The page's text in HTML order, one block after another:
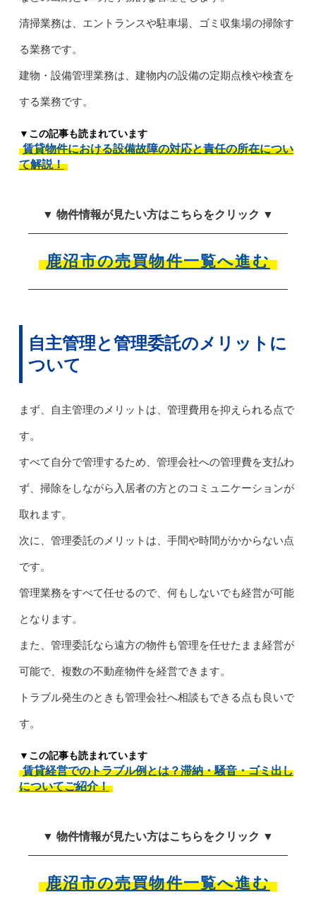
清掃業務は、エントランスや駐車場、ゴミ収集場の掃除す
る業務です。
建物・設備管理業務は、建物内の設備の定期点検や検査を
する業務です。
▼この記事も読まれています
賃貸物件における設備故障の対応と責任の所在につい
て解説！
▼ 物件情報が見たい方はこちらをクリック ▼
鹿沼市の売買物件一覧へ進む
自主管理と管理委託のメリットに
ついて
まず、自主管理のメリットは、管理費用を抑えられる点で
す。
すべて自分で管理するため、管理会社への管理費を支払わ
ず、掃除をしながら入居者の方とのコミュニケーションが
取れます。
次に、管理委託のメリットは、手間や時間がかからない点
です。
管理業務をすべて任せるので、何もしないでも経営が可能
となります。
また、管理委託なら遠方の物件も管理を任せたまま経営が
可能で、複数の不動産物件を経営できます。
トラブル発生のときも管理会社へ相談もできる点も良いで
す。
▼この記事も読まれています
賃貸経営でのトラブル例とは？滞納・騒音・ゴミ出し
についてご紹介！
▼ 物件情報が見たい方はこちらをクリック ▼
鹿沼市の売買物件一覧へ進む